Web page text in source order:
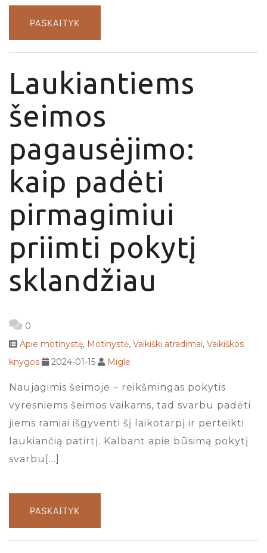
PASKAITYK
Laukiantiems
šeimos
pagausėjimo:
kaip padėti
pirmagimiui
priimti pokytį
sklandžiau
0
Apie motinystę, Motinystė, Vaikiški atradimai, Vaikiškos
knygos
2024-01-15 Migle
Naujagimis šeimoje – reikšmingas pokytis
vyresniems šeimos vaikams, tad svarbu padėti
jiems ramiai išgyventi šį laikotarpį ir perteikti
laukiančią patirtį. Kalbant apie būsimą pokytį
svarbu[…]
PASKAITYK